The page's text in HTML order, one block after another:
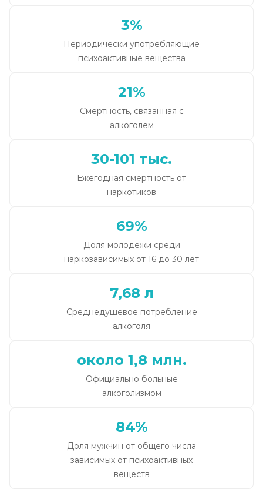
3%
Периодически употребляющие
психоактивные вещества
21%
Смертность, связанная с
алкоголем
30-101 тыс.
Ежегодная смертность от
наркотиков
69%
Доля молодёжи среди
наркозависимых от 16 до 30 лет
7,68 л
Среднедушевое потребление
алкоголя
около 1,8 млн.
Официально больные
алкоголизмом
84%
Доля мужчин от общего числа
зависимых от психоактивных
веществ